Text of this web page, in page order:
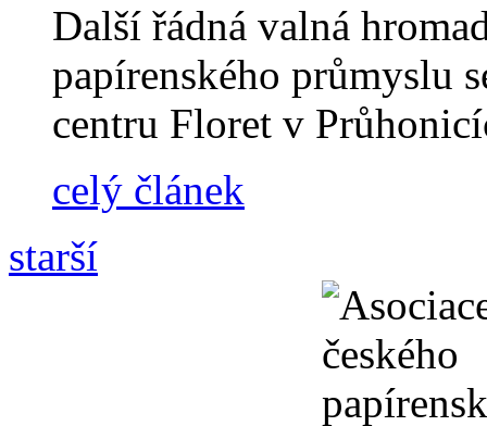
Další řádná valná
papírenského průmyslu
centru Floret v
celý článek
starší